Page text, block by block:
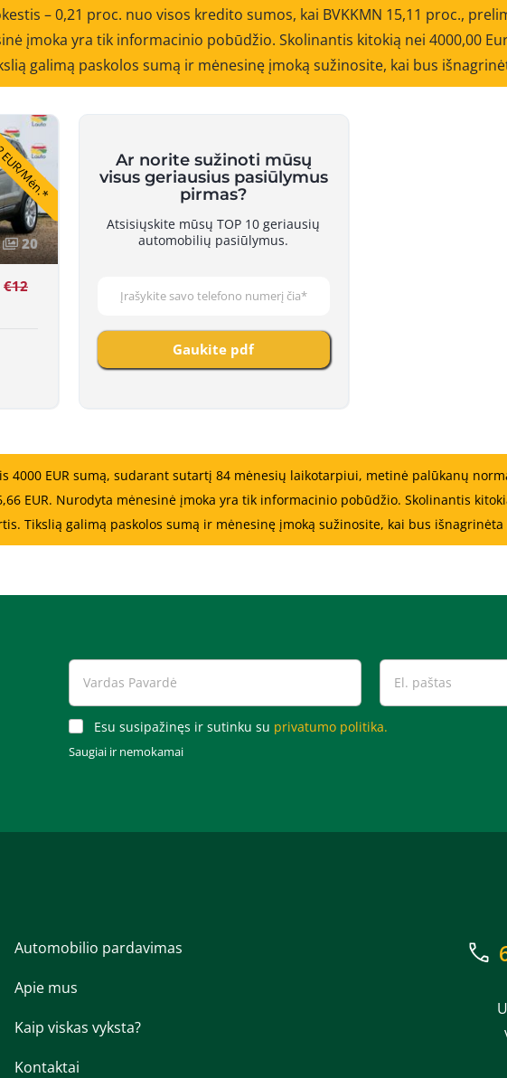
– 0,21 proc. nuo visos kredito sumos, kai BVKKMN 15,11 proc.,
įmoka yra tik informacinio pobūdžio. Skolinantis kitokią nei 4000,00
galimą paskolos sumą ir mėnesinę įmoką sužinosite, kai bus
Mėn.*
20
€12
Ar norite sužinoti mūsų
visus geriausius pasiūlymus
pirmas?
Atsisiųskite mūsų TOP 10 geriausių
automobilių pasiūlymus.
Gaukite pdf
4000 EUR sumą, sudarant sutartį 84 mėnesių laikotarpiui, metinė palūkanų
EUR. Nurodyta mėnesinė įmoka yra tik informacinio pobūdžio. Skolinantis
Tikslią galimą paskolos sumą ir mėnesinę įmoką sužinosite, kai bus išnagrinėta
Esu susipažinęs ir sutinku su privatumo politika.
Saugiai ir nemokamai
Automobilio pardavimas
Apie mus
Kaip viskas vyksta?
Kontaktai